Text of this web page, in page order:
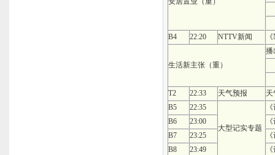
B4 22:20 NTTV新闻
生活新主张（重）
播
T2 22:33 天气预报
天
B5
22:35
大型记实专题
B6
23:00
B7
23:25
B8
23:49